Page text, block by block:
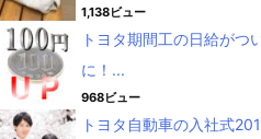
1,138ビュー
トヨタ期間工の日給がつ
に！...
968ビュー
トヨタ自動車の入社式